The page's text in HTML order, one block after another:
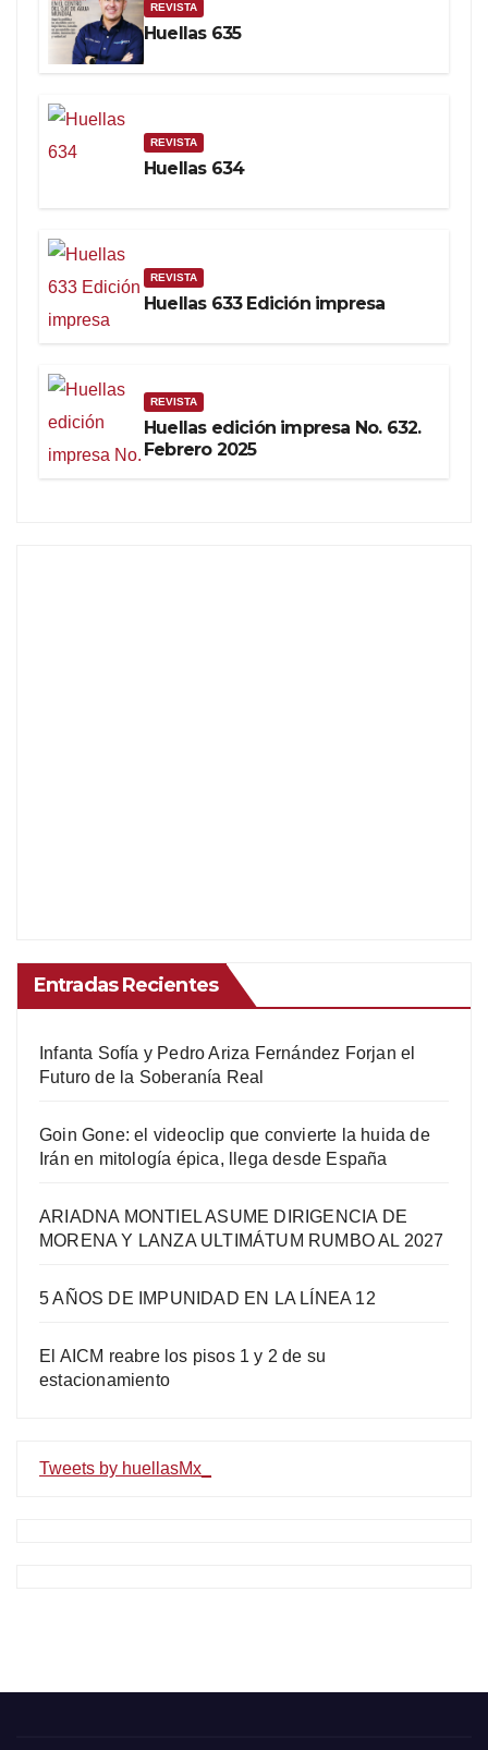
REVISTA
Huellas 635
REVISTA
Huellas 634
REVISTA
Huellas 633 Edición impresa
REVISTA
Huellas edición impresa No. 632.
Febrero 2025
Entradas Recientes
Infanta Sofía y Pedro Ariza Fernández Forjan el
Futuro de la Soberanía Real
Goin Gone: el videoclip que convierte la huida de
Irán en mitología épica, llega desde España
ARIADNA MONTIEL ASUME DIRIGENCIA DE
MORENA Y LANZA ULTIMÁTUM RUMBO AL 2027
5 AÑOS DE IMPUNIDAD EN LA LÍNEA 12
El AICM reabre los pisos 1 y 2 de su
estacionamiento
Tweets by huellasMx_